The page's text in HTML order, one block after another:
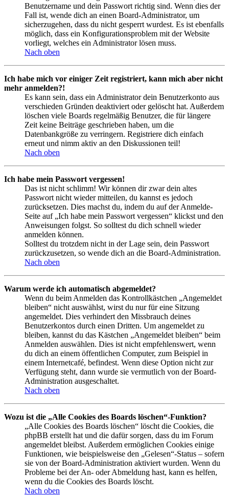
Benutzername und dein Passwort richtig sind. Wenn dies der
Fall ist, wende dich an einen Board-Administrator, um
sicherzugehen, dass du nicht gesperrt wurdest. Es ist ebenfalls
möglich, dass ein Konfigurationsproblem mit der Website
vorliegt, welches ein Administrator lösen muss.
Nach oben
Ich habe mich vor einiger Zeit registriert, kann mich aber nicht
mehr anmelden?!
Es kann sein, dass ein Administrator dein Benutzerkonto aus
verschieden Gründen deaktiviert oder gelöscht hat. Außerdem
löschen viele Boards regelmäßig Benutzer, die für längere
Zeit keine Beiträge geschrieben haben, um die
Datenbankgröße zu verringern. Registriere dich einfach
erneut und nimm aktiv an den Diskussionen teil!
Nach oben
Ich habe mein Passwort vergessen!
Das ist nicht schlimm! Wir können dir zwar dein altes
Passwort nicht wieder mitteilen, du kannst es jedoch
zurücksetzen. Dies machst du, indem du auf der Anmelde-
Seite auf „Ich habe mein Passwort vergessen“ klickst und den
Anweisungen folgst. So solltest du dich schnell wieder
anmelden können.
Solltest du trotzdem nicht in der Lage sein, dein Passwort
zurückzusetzen, so wende dich an die Board-Administration.
Nach oben
Warum werde ich automatisch abgemeldet?
Wenn du beim Anmelden das Kontrollkästchen „Angemeldet
bleiben“ nicht auswählst, wirst du nur für eine Sitzung
angemeldet. Dies verhindert den Missbrauch deines
Benutzerkontos durch einen Dritten. Um angemeldet zu
bleiben, kannst du das Kästchen „Angemeldet bleiben“ beim
Anmelden auswählen. Dies ist nicht empfehlenswert, wenn
du dich an einem öffentlichen Computer, zum Beispiel in
einem Internetcafé, befindest. Wenn diese Option nicht zur
Verfügung steht, dann wurde sie vermutlich von der Board-
Administration ausgeschaltet.
Nach oben
Wozu ist die „Alle Cookies des Boards löschen“-Funktion?
„Alle Cookies des Boards löschen“ löscht die Cookies, die
phpBB erstellt hat und die dafür sorgen, dass du im Forum
angemeldet bleibst. Außerdem ermöglichen Cookies einige
Funktionen, wie beispielsweise den „Gelesen“-Status – sofern
sie von der Board-Administration aktiviert wurden. Wenn du
Probleme bei der An- oder Abmeldung hast, kann es helfen,
wenn du die Cookies des Boards löscht.
Nach oben